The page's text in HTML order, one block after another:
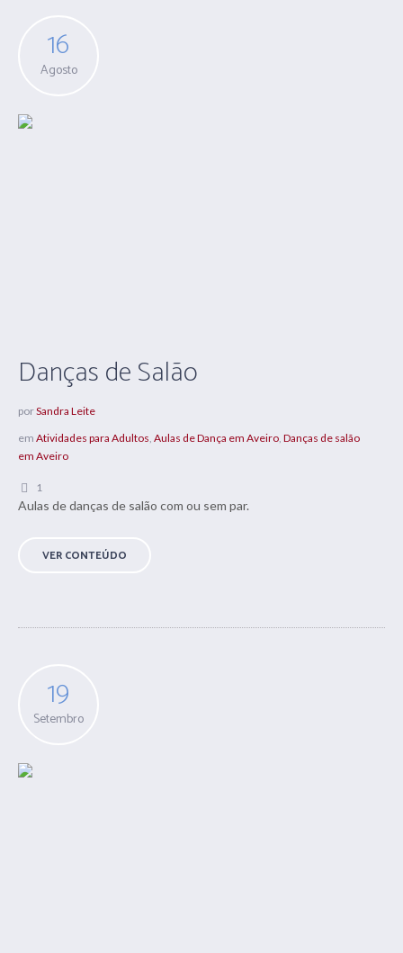
16
Agosto
Danças de Salão
porSandra Leite
em Atividades para Adultos Aulas de Dança em Aveiro Danças de salão
em Aveiro
1
Aulas de danças de salão com ou sem par.
VER CONTEÚDO
19
Setembro